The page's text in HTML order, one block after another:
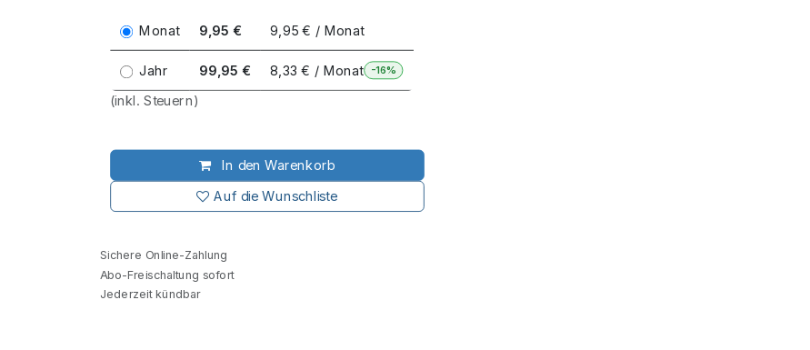
In den Warenkorb
Auf die Wunschliste
Monat 9,95 € 9,95 € / Monat
Jahr 99,95 € 8,33 € / Monat -16%
(inkl. Steuern)
Sichere Online-Zahlung
Abo-Freischaltung sofort
Jederzeit kündbar